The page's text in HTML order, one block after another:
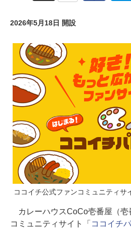
2026年5月18日 開設
ココイチ公式ファンコミュニティサ
カレーハウスCoCo壱番屋（壱
コミュニティサイト「 ココイチ